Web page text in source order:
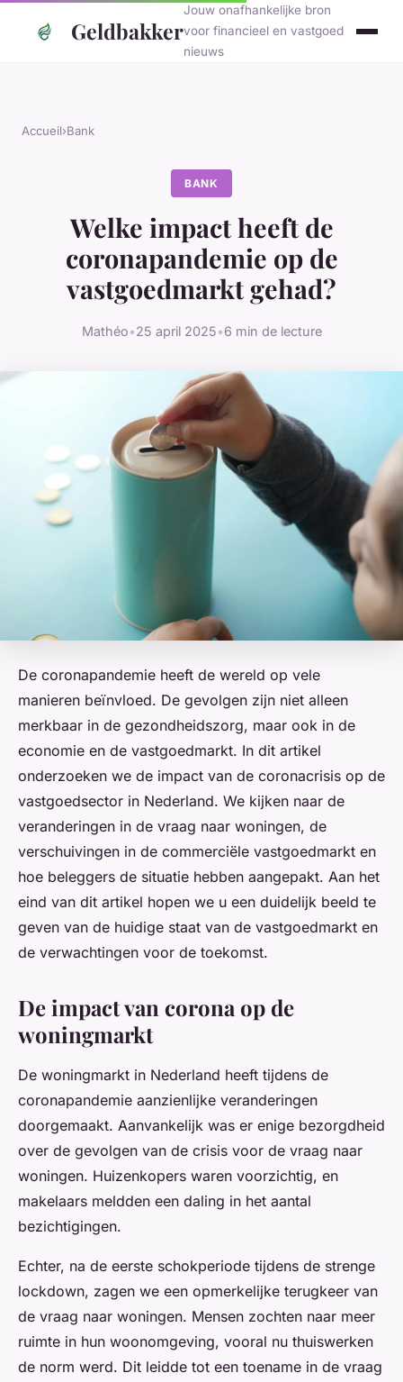
Geldbakker
Jouw onafhankelijke bron
voor financieel en vastgoed
nieuws
Accueil›Bank
BANK
Welke impact heeft de
coronapandemie op de
vastgoedmarkt gehad?
Mathéo•25 april 2025•6 min de lecture
De coronapandemie heeft de wereld op vele
manieren beïnvloed. De gevolgen zijn niet alleen
merkbaar in de gezondheidszorg, maar ook in de
economie en de vastgoedmarkt. In dit artikel
onderzoeken we de impact van de coronacrisis op de
vastgoedsector in Nederland. We kijken naar de
veranderingen in de vraag naar woningen, de
verschuivingen in de commerciële vastgoedmarkt en
hoe beleggers de situatie hebben aangepakt. Aan het
eind van dit artikel hopen we u een duidelijk beeld te
geven van de huidige staat van de vastgoedmarkt en
de verwachtingen voor de toekomst.
De impact van corona op de
woningmarkt
De woningmarkt in Nederland heeft tijdens de
coronapandemie aanzienlijke veranderingen
doorgemaakt. Aanvankelijk was er enige bezorgdheid
over de gevolgen van de crisis voor de vraag naar
woningen. Huizenkopers waren voorzichtig, en
makelaars meldden een daling in het aantal
bezichtigingen.
Echter, na de eerste schokperiode tijdens de strenge
lockdown, zagen we een opmerkelijke terugkeer van
de vraag naar woningen. Mensen zochten naar meer
ruimte in hun woonomgeving, vooral nu thuiswerken
de norm werd. Dit leidde tot een toename in de vraag